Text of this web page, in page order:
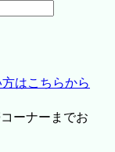
はこちらから
ーナーまでお